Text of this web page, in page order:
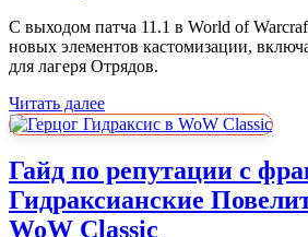
С выходом патча 11.1 в World of
новых элементов кастомизации,
для лагеря Отрядов.
Читать далее
Гайд по репутации с
Гидраксианские
WoW Classic